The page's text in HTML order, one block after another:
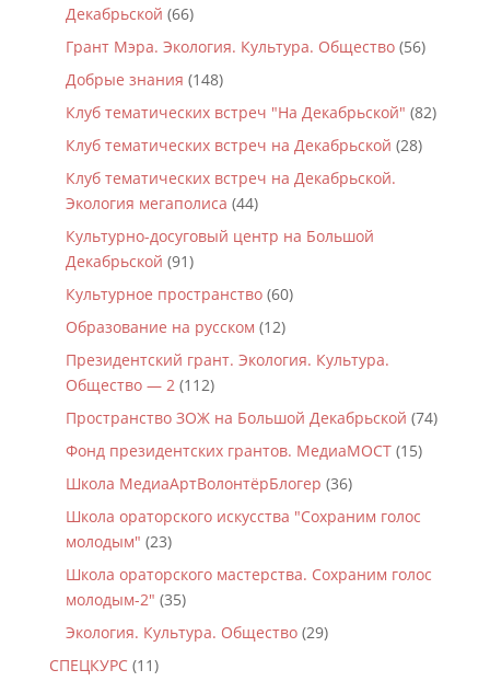
Декабрьской (66)
Грант Мэра. Экология. Культура. Общество(56)
Добрые знания (148)
Клуб тематических встреч "На Декабрьской" (82)
Клуб тематических встреч на Декабрьской (28)
Клуб тематических встреч на Декабрьской.
Экология мегаполиса (44)
Культурно-досуговый центр на Большой
Декабрьской (91)
Культурное пространство(60)
Образование на русском (12)
Президентский грант. Экология. Культура.
Общество — 2(112)
Пространство ЗОЖ на Большой Декабрьской (74)
Фонд президентских грантов. МедиаМОСТ(15)
Школа МедиаАртВолонтёрБлогер (36)
Школа ораторского искусства "Сохраним голос
молодым" (23)
Школа ораторского мастерства. Сохраним голос
молодым-2" (35)
Экология. Культура. Общество(29)
СПЕЦКУРС(11)